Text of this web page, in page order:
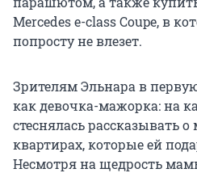
Mercedes e-class Coupe, в
попросту не влезет.
Зрителям Эльнара в
как девочка-мажорка: на
стеснялась рассказывать
квартирах, которые ей
Несмотря на щедрость